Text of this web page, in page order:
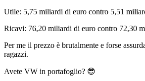
Utile: 5,75 miliardi di euro contro 5,51
Ricavi: 76,20 miliardi di euro contro 72,30
Per me il prezzo è brutalmente e forse
ragazzi.
Avete VW in portafoglio? 😎